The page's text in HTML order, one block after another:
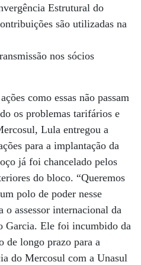
Estrutural do
são utilizadas na
nos sócios
como essas não passam
os problemas tarifários e
Lula entregou a
para a implantação da
já foi chancelado pelos
do bloco. “Queremos
polo de poder nesse
assessor internacional da
Garcia. Ele foi incumbido da
de longo prazo para a
do Mercosul com a Unasul